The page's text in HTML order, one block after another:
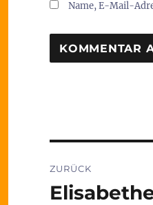
Name, E-Mail-
ZURÜCK
Vorheriger